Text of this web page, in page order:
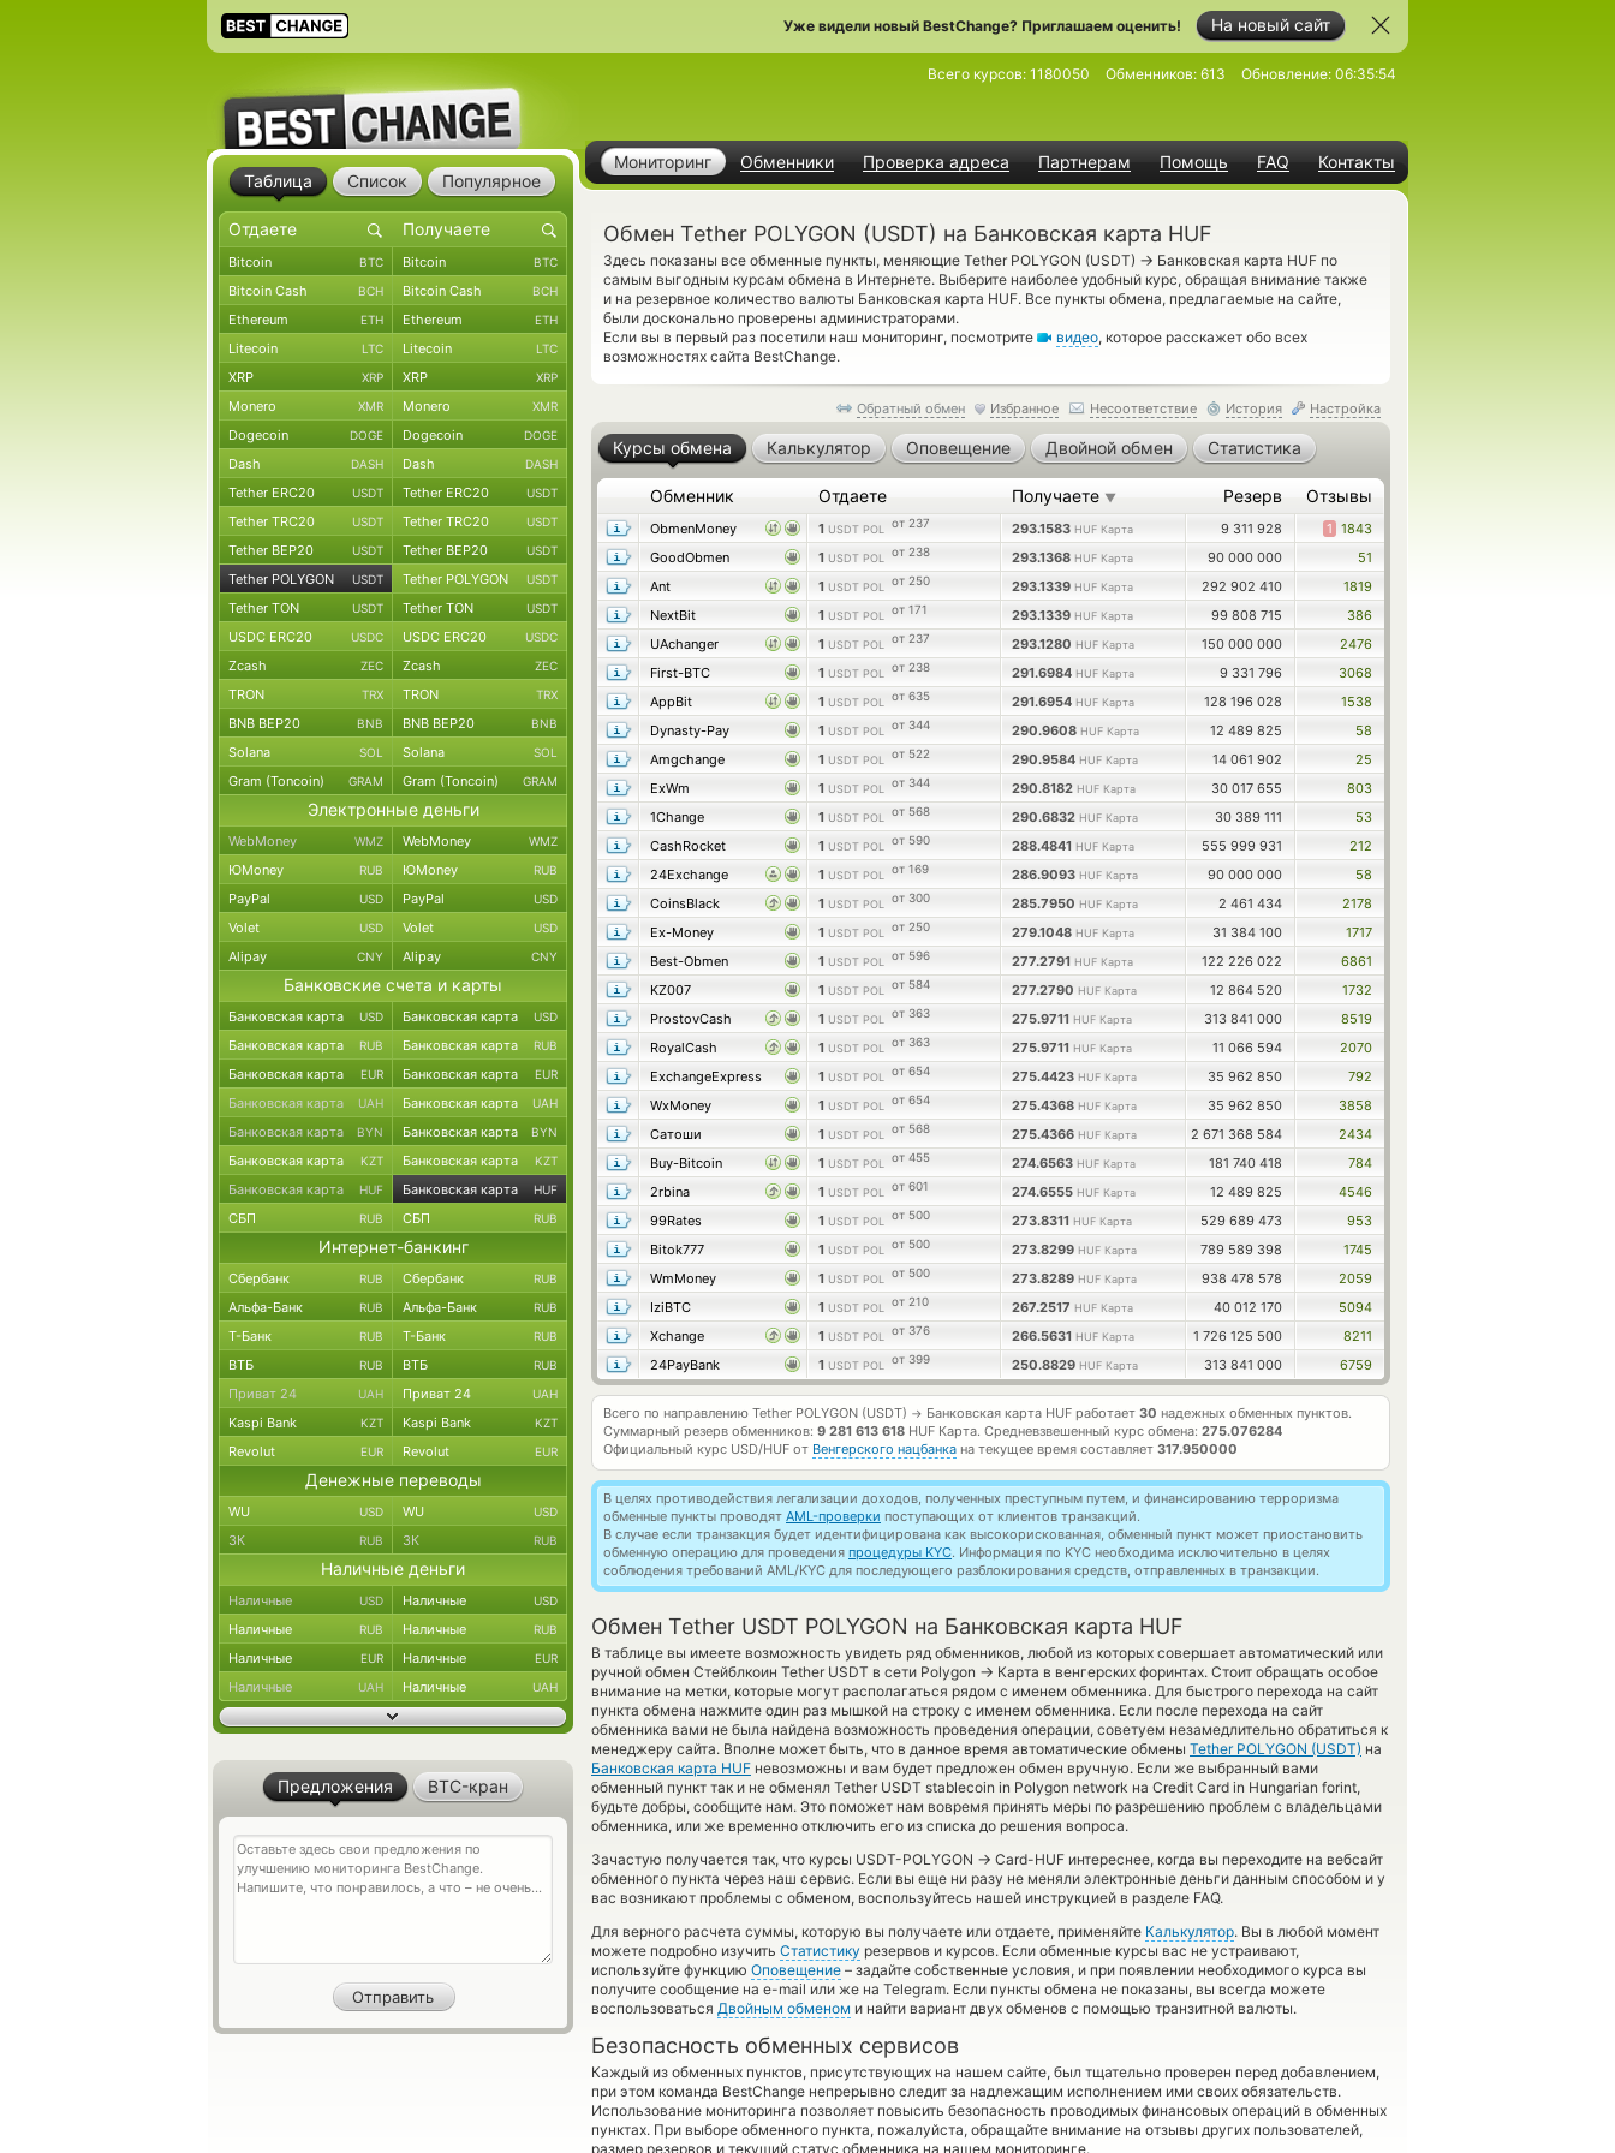
На новый сайт
Уже видели новый BestChange? Приглашаем оценить!
Мониторинг Обменники Проверка адреса Партнерам Помощь FAQ Контакты
Всего курсов: 1180050 Обменников: 613 Обновление: 06:35:54
Обмен Tether POLYGON (USDT) на Банковская карта HUF
Здесь показаны все обменные пункты, меняющие Tether POLYGON (USDT) → Банковская карта HUF по
самым выгодным курсам обмена в Интернете. Выберите наиболее удобный курс, обращая внимание также
и на резервное количество валюты Банковская карта HUF. Все пункты обмена, предлагаемые на сайте,
были досконально проверены администраторами.
Если вы в первый раз посетили наш мониторинг, посмотрите
видео, которое расскажет обо всех
возможностях сайта BestChange.
Обратный обмен Избранное Несоответствие История Настройка
Курсы обмена Калькулятор Оповещение Двойной обмен Статистика
Обменник Отдаете Получаете ▼ Резерв Отзывы
ObmenMoney 1 USDT POL от 237 293.1583 HUF Карта 9 311 928 1 1843
GoodObmen
1 USDT POL от 238 293.1368 HUF Карта 90 000 000
51
Ant
1 USDT POL от 250 293.1339 HUF Карта 292 902 410
1819
NextBit
1 USDT POL от 171 293.1339 HUF Карта 99 808 715
386
UAchanger
1 USDT POL от 237 293.1280 HUF Карта 150 000 000
2476
First-BTC
1 USDT POL от 238 291.6984 HUF Карта 9 331 796
3068
AppBit
1 USDT POL от 635 291.6954 HUF Карта 128 196 028
1538
Dynasty-Pay
1 USDT POL от 344 290.9608 HUF Карта 12 489 825
58
Amgchange
1 USDT POL от 522 290.9584 HUF Карта 14 061 902
25
ExWm
1 USDT POL от 344 290.8182 HUF Карта 30 017 655
803
1Change
1 USDT POL от 568 290.6832 HUF Карта 30 389 111
53
CashRocket
1 USDT POL от 590 288.4841 HUF Карта 555 999 931
212
24Exchange
1 USDT POL от 169 286.9093 HUF Карта 90 000 000
58
CoinsBlack
1 USDT POL от 300 285.7950 HUF Карта 2 461 434
2178
Ex-Money
1 USDT POL от 250 279.1048 HUF Карта 31 384 100
1717
Best-Obmen
1 USDT POL от 596 277.2791 HUF Карта 122 226 022
6861
KZ007
1 USDT POL от 584 277.2790 HUF Карта 12 864 520
1732
ProstovCash
1 USDT POL от 363 275.9711 HUF Карта 313 841 000
8519
RoyalCash
1 USDT POL от 363 275.9711 HUF Карта 11 066 594
2070
ExchangeExpress
1 USDT POL от 654 275.4423 HUF Карта 35 962 850
792
WxMoney
1 USDT POL от 654 275.4368 HUF Карта 35 962 850
3858
Сатоши
1 USDT POL от 568 275.4366 HUF Карта 2 671 368 584
2434
Buy-Bitcoin
1 USDT POL от 455 274.6563 HUF Карта 181 740 418
784
2rbina
1 USDT POL от 601 274.6555 HUF Карта 12 489 825
4546
99Rates
1 USDT POL от 500 273.8311 HUF Карта 529 689 473
953
Bitok777
1 USDT POL от 500 273.8299 HUF Карта 789 589 398
1745
WmMoney
1 USDT POL от 500 273.8289 HUF Карта 938 478 578
2059
IziBTC
1 USDT POL от 210 267.2517 HUF Карта 40 012 170
5094
Xchange
1 USDT POL от 376 266.5631 HUF Карта 1 726 125 500
8211
24PayBank
1 USDT POL от 399 250.8829 HUF Карта 313 841 000 6759
Всего по направлению Tether POLYGON (USDT) → Банковская карта HUF работает 30 надежных обменных пунктов.
Суммарный резерв обменников: 9 281 613 618 HUF Карта. Средневзвешенный курс обмена: 275.076284
Официальный курс USD/HUF от Венгерского нацбанка на текущее время составляет 317.950000
В целях противодействия легализации доходов, полученных преступным путем, и финансированию терроризма
обменные пункты проводят AML-проверки поступающих от клиентов транзакций.
В случае если транзакция будет идентифицирована как высокорискованная, обменный пункт может приостановить
обменную операцию для проведения процедуры KYC. Информация по KYC необходима исключительно в целях
соблюдения требований AML/KYC для последующего разблокирования средств, отправленных в транзакции.
Обмен Tether USDT POLYGON на Банковская карта HUF
В таблице вы имеете возможность увидеть ряд обменников, любой из которых совершает автоматический или
ручной обмен Стейблкоин Tether USDT в сети Polygon → Карта в венгерских форинтах. Стоит обращать особое
внимание на метки, которые могут располагаться рядом с именем обменника. Для быстрого перехода на сайт
пункта обмена нажмите один раз мышкой на строку с именем обменника. Если после перехода на сайт
обменника вами не была найдена возможность проведения операции, советуем незамедлительно обратиться к
менеджеру сайта. Вполне может быть, что в данное время автоматические обмены Tether POLYGON (USDT) на
Банковская карта HUF невозможны и вам будет предложен обмен вручную. Если же выбранный вами
обменный пункт так и не обменял Tether USDT stablecoin in Polygon network на Credit Card in Hungarian forint,
будьте добры, сообщите нам. Это поможет нам вовремя принять меры по разрешению проблем с владельцами
обменника, или же временно отключить его из списка до решения вопроса.
Зачастую получается так, что курсы USDT-POLYGON → Card-HUF интереснее, когда вы переходите на вебсайт
обменного пункта через наш сервис. Если вы еще ни разу не меняли электронные деньги данным способом и у
вас возникают проблемы с обменом, воспользуйтесь нашей инструкцией в разделе FAQ.
Для верного расчета суммы, которую вы получаете или отдаете, применяйте Калькулятор. Вы в любой момент
можете подробно изучить Статистику резервов и курсов. Если обменные курсы вас не устраивают,
используйте функцию Оповещение – задайте собственные условия, и при появлении необходимого курса вы
получите сообщение на e-mail или же на Telegram. Если пункты обмена не показаны, вы всегда можете
воспользоваться Двойным обменом и найти вариант двух обменов с помощью транзитной валюты.
Безопасность обменных сервисов
Каждый из обменных пунктов, присутствующих на нашем сайте, был тщательно проверен перед добавлением,
при этом команда BestChange непрерывно следит за надлежащим исполнением ими своих обязательств.
Использование мониторинга позволяет повысить безопасность проводимых финансовых операций в обменных
пунктах. При выборе обменного пункта, пожалуйста, обращайте внимание на отзывы других пользователей,
размер резервов и текущий статус обменника на нашем мониторинге.
Таблица Список Популярное
Bitcoin BTC Bitcoin BTC
Bitcoin Cash BCH Bitcoin Cash BCH
Ethereum ETH Ethereum ETH
Litecoin LTC Litecoin LTC
XRP XRP XRP XRP
Monero XMR Monero XMR
Dogecoin DOGE Dogecoin DOGE
Dash DASH Dash DASH
Tether ERC20 USDT Tether ERC20 USDT
Tether TRC20 USDT Tether TRC20 USDT
Tether BEP20 USDT Tether BEP20 USDT
Tether POLYGON USDT Tether POLYGON USDT
Tether TON USDT Tether TON USDT
USDC ERC20 USDC USDC ERC20 USDC
Zcash ZEC Zcash ZEC
TRON TRX TRON TRX
BNB BEP20 BNB BNB BEP20 BNB
Solana SOL Solana SOL
Gram (Toncoin) GRAM Gram (Toncoin) GRAM
Электронные деньги
WebMoney WMZ WebMoney WMZ
ЮMoney RUB ЮMoney RUB
PayPal USD PayPal USD
Volet USD Volet USD
Alipay CNY Alipay CNY
Банковские счета и карты
Банковская карта USD Банковская карта USD
Банковская карта RUB Банковская карта RUB
Банковская карта EUR Банковская карта EUR
Банковская карта UAH Банковская карта UAH
Банковская карта BYN Банковская карта BYN
Банковская карта KZT Банковская карта KZT
Банковская карта HUF Банковская карта HUF
СБП RUB СБП RUB
Интернет-банкинг
Сбербанк RUB Сбербанк RUB
Альфа-Банк RUB Альфа-Банк RUB
Т-Банк RUB Т-Банк RUB
ВТБ RUB ВТБ RUB
Приват 24 UAH Приват 24 UAH
Kaspi Bank KZT Kaspi Bank KZT
Revolut EUR Revolut EUR
Денежные переводы
WU USD WU USD
ЗК RUB ЗК RUB
Наличные деньги
Наличные USD Наличные USD
Наличные RUB Наличные RUB
Наличные EUR Наличные EUR
Наличные UAH Наличные UAH
Предложения BTC-кран